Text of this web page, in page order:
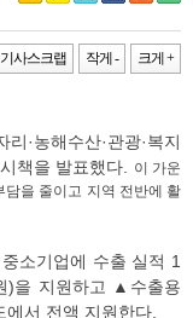
기사스크랩 작게 - 크게 +
·농해수산·관광·복지
책을 발표했다. 이 가운
을 줄이고 지역 전반에 활
소기업에 수출 실적 1
)을 지원하고 ▲수출용
서 전액 지원한다.